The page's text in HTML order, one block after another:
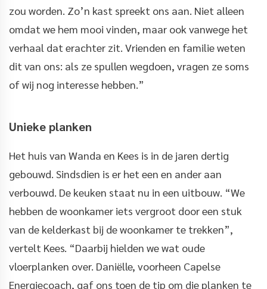
zou worden. Zo’n kast spreekt ons aan. Niet alleen
omdat we hem mooi vinden, maar ook vanwege het
verhaal dat erachter zit. Vrienden en familie weten
dit van ons: als ze spullen wegdoen, vragen ze soms
of wij nog interesse hebben.”
Unieke planken
Het huis van Wanda en Kees is in de jaren dertig
gebouwd. Sindsdien is er het een en ander aan
verbouwd. De keuken staat nu in een uitbouw. “We
hebben de woonkamer iets vergroot door een stuk
van de kelderkast bij de woonkamer te trekken”,
vertelt Kees. “Daarbij hielden we wat oude
vloerplanken over. Daniëlle, voorheen Capelse
Energiecoach, gaf ons toen de tip om die planken te